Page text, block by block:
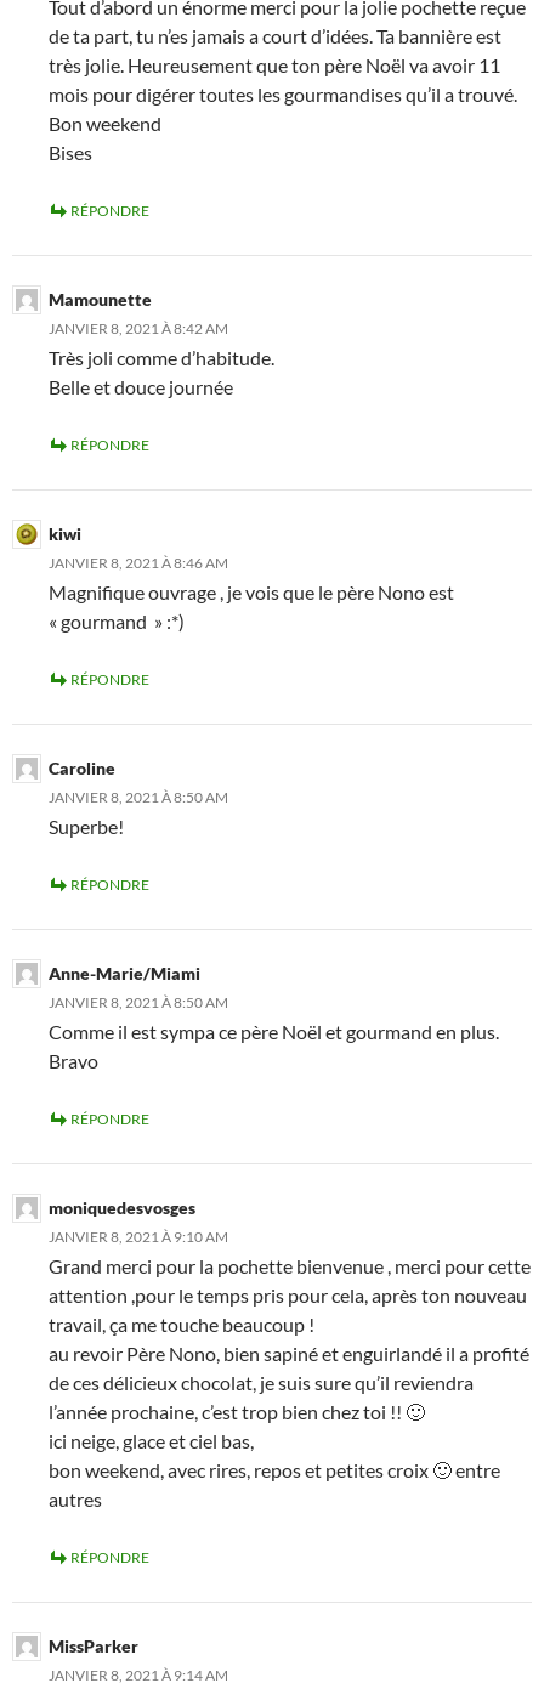
Tout d’abord un énorme merci pour la jolie pochette reçue
de ta part, tu n’es jamais a court d’idées. Ta bannière est
très jolie. Heureusement que ton père Noël va avoir 11
mois pour digérer toutes les gourmandises qu’il a trouvé.
Bon weekend
Bises
RÉPONDRE
Mamounette
JANVIER 8, 2021 À 8:42 AM
Très joli comme d’habitude.
Belle et douce journée
RÉPONDRE
kiwi
JANVIER 8, 2021 À 8:46 AM
Magnifique ouvrage , je vois que le père Nono est
« gourmand » :*)
RÉPONDRE
Caroline
JANVIER 8, 2021 À 8:50 AM
Superbe!
RÉPONDRE
Anne-Marie/Miami
JANVIER 8, 2021 À 8:50 AM
Comme il est sympa ce père Noël et gourmand en plus.
Bravo
RÉPONDRE
moniquedesvosges
JANVIER 8, 2021 À 9:10 AM
Grand merci pour la pochette bienvenue , merci pour cette
attention ,pour le temps pris pour cela, après ton nouveau
travail, ça me touche beaucoup !
au revoir Père Nono, bien sapiné et enguirlandé il a profité
de ces délicieux chocolat, je suis sure qu’il reviendra
l’année prochaine, c’est trop bien chez toi !! 🙂
ici neige, glace et ciel bas,
bon weekend, avec rires, repos et petites croix 🙂 entre
autres
RÉPONDRE
MissParker
JANVIER 8, 2021 À 9:14 AM